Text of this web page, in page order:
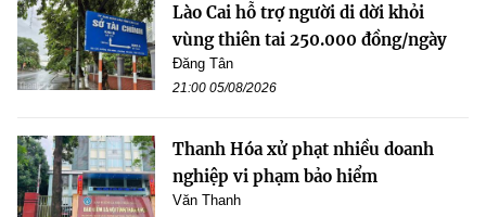
Lào Cai hỗ trợ người di dời khỏi
vùng thiên tai 250.000 đồng/ngày
Đăng Tân
21:00 05/08/2026
Thanh Hóa xử phạt nhiều doanh
nghiệp vi phạm bảo hiểm
Văn Thanh